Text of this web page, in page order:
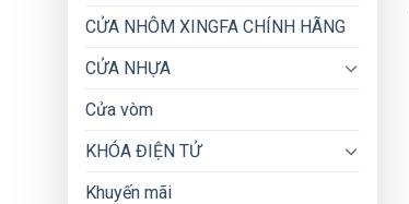
CỬA NHÔM XINGFA CHÍNH HÃNG
CỬA NHỰA
Cửa vòm
KHÓA ĐIỆN TỬ
Khuyến mãi